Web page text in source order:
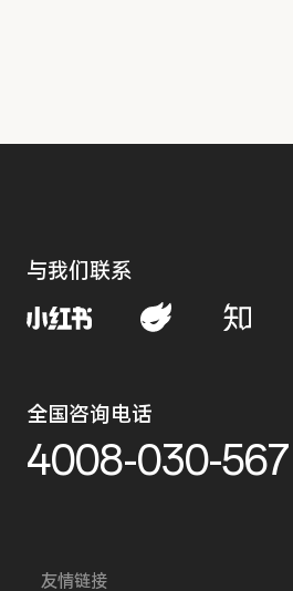
与我们联系
全国咨询电话
4008-030-567
友情链接